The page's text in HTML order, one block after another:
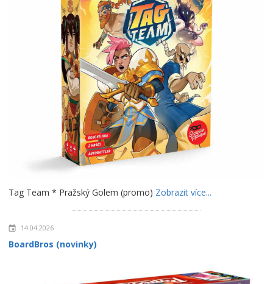
Tag Team * Pražský Golem (promo) Zobrazit více...
14.04.2026
BoardBros (novinky)